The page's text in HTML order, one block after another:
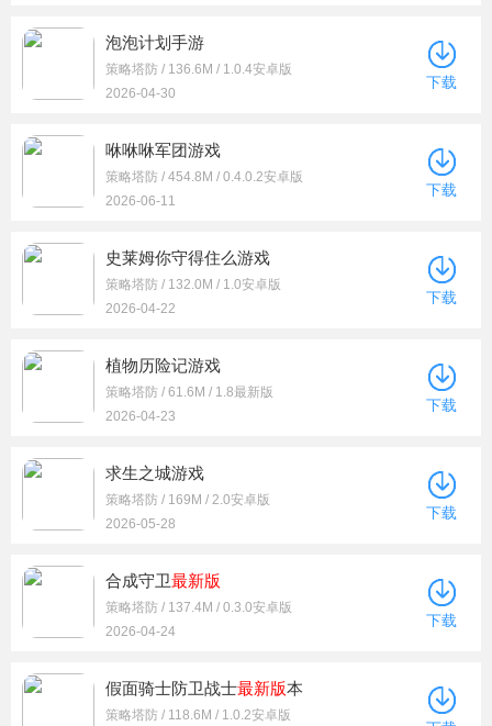
泡泡计划手游
策略塔防 / 136.6M / 1.0.4安卓版
2026-04-30
下载
咻咻咻军团游戏
策略塔防 / 454.8M / 0.4.0.2安卓版
2026-06-11
下载
史莱姆你守得住么游戏
策略塔防 / 132.0M / 1.0安卓版
2026-04-22
下载
植物历险记游戏
策略塔防 / 61.6M / 1.8最新版
2026-04-23
下载
求生之城游戏
策略塔防 / 169M / 2.0安卓版
2026-05-28
下载
合成守卫最新版
策略塔防 / 137.4M / 0.3.0安卓版
2026-04-24
下载
假面骑士防卫战士最新版本
策略塔防 / 118.6M / 1.0.2安卓版